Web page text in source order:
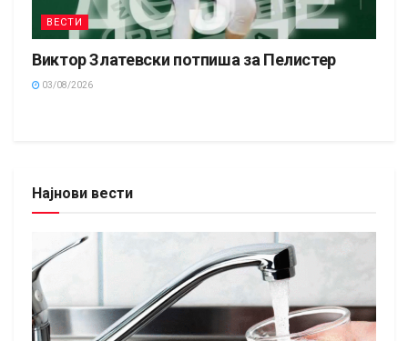
ВЕСТИ
Виктор Златевски потпиша за Пелистер
03/08/2026
Најнови вести